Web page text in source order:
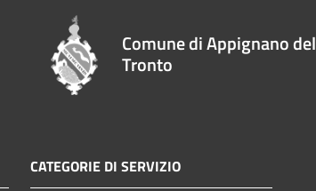
Comune di Appignano del
Tronto
CATEGORIE DI SERVIZIO